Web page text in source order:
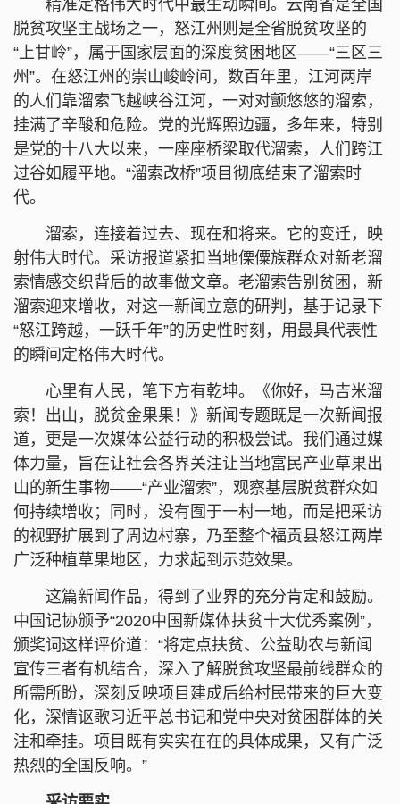
精准定格伟大时代中最生动瞬间。云南省是全国
脱贫攻坚主战场之一，怒江州则是全省脱贫攻坚的
“上甘岭”，属于国家层面的深度贫困地区——“三区三
州”。在怒江州的崇山峻岭间，数百年里，江河两岸
的人们靠溜索飞越峡谷江河，一对对颤悠悠的溜索，
挂满了辛酸和危险。党的光辉照边疆，多年来，特别
是党的十八大以来，一座座桥梁取代溜索，人们跨江
过谷如履平地。“溜索改桥”项目彻底结束了溜索时
代。
溜索，连接着过去、现在和将来。它的变迁，映
射伟大时代。采访报道紧扣当地傈僳族群众对新老溜
索情感交织背后的故事做文章。老溜索告别贫困，新
溜索迎来增收，对这一新闻立意的研判，基于记录下
“怒江跨越，一跃千年”的历史性时刻，用最具代表性
的瞬间定格伟大时代。
心里有人民，笔下方有乾坤。《你好，马吉米溜
索！出山，脱贫金果果！》新闻专题既是一次新闻报
道，更是一次媒体公益行动的积极尝试。我们通过媒
体力量，旨在让社会各界关注让当地富民产业草果出
山的新生事物——“产业溜索”，观察基层脱贫群众如
何持续增收；同时，没有囿于一村一地，而是把采访
的视野扩展到了周边村寨，乃至整个福贡县怒江两岸
广泛种植草果地区，力求起到示范效果。
这篇新闻作品，得到了业界的充分肯定和鼓励。
中国记协颁予“2020中国新媒体扶贫十大优秀案例”，
颁奖词这样评价道：“将定点扶贫、公益助农与新闻
宣传三者有机结合，深入了解脱贫攻坚最前线群众的
所需所盼，深刻反映项目建成后给村民带来的巨大变
化，深情讴歌习近平总书记和党中央对贫困群体的关
注和牵挂。项目既有实实在在的具体成果，又有广泛
热烈的全国反响。”